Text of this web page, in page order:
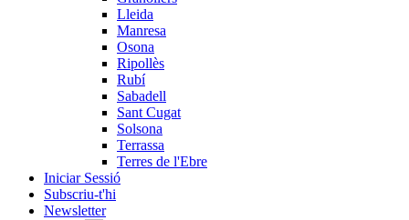
Lleida
Manresa
Osona
Ripollès
Rubí
Sabadell
Sant Cugat
Solsona
Terrassa
Terres de l'Ebre
Iniciar Sessió
Subscriu-t'hi
Newsletter